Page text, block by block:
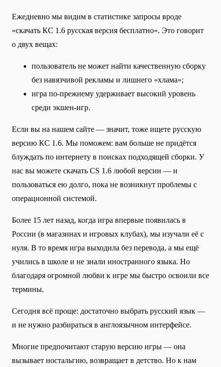
Ежедневно мы видим в статистике запросы вроде
«скачать КС 1.6 русская версия бесплатно». Это говорит
о двух вещах:
пользователь не может найти качественную сборку
без навязчивой рекламы и лишнего «хлама»;
игра по-прежнему удерживает высокий уровень
среди экшен-игр.
Если вы на нашем сайте — значит, тоже ищете русскую
версию КС 1.6. Мы поможем: вам больше не придётся
блуждать по интернету в поисках подходящей сборки. У
нас вы можете скачать CS 1.6 любой версии — и
пользоваться ею долго, пока не возникнут проблемы с
операционной системой.
Более 15 лет назад, когда игра впервые появилась в
России (в магазинах и игровых клубах), мы изучали её с
нуля. В то время игра выходила без перевода, а мы ещё
учились в школе и не знали иностранного языка. Но
благодаря огромной любви к игре мы быстро освоили все
термины.
Сегодня всё проще: достаточно выбрать русский язык —
и не нужно разбираться в англоязычном интерфейсе.
Многие предпочитают старую версию игры — она
вызывает ностальгию, возвращает в детство. Но к нам